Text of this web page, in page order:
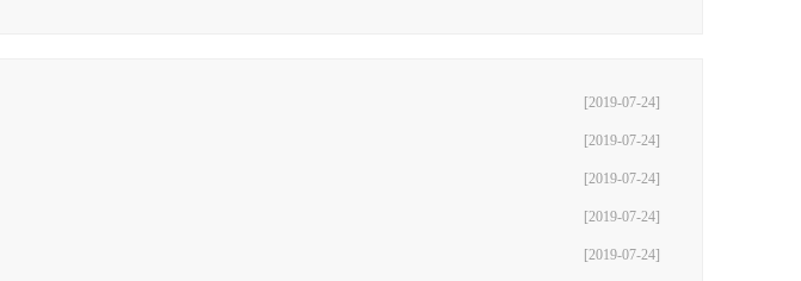
[2019-07-24]
[2019-07-24]
[2019-07-24]
[2019-07-24]
[2019-07-24]